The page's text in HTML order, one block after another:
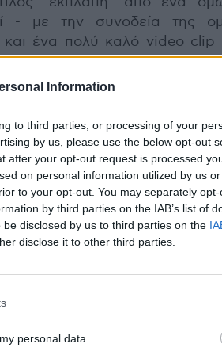
Information
to third parties, or processing of your
by us, please use the below opt-out
after your opt-out request is processed
on personal information utilized by us
to your opt-out. You may separately
by third parties on the IAB’s list of
disclosed by us to third parties on the
disclose it to other third parties.
personal data.
- με την συνοδεία της
ένα πολύ καλό video clip
Δημήτρη
και το κομμάτι και το Video
της φωνή και την
πάλι πήγε να μας την
ευτυχώς λύθηκε το
καλό κομμάτι,
πιστεύω πως θα αγαπηθεί
σκηνή έμελε να μην
που ξέχασε να
το 'Εχω ξεχάσει το
του Ismael Lo, αποτελεί